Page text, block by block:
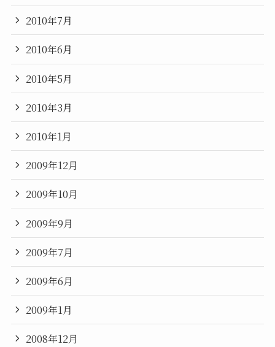
2010年7月
2010年6月
2010年5月
2010年3月
2010年1月
2009年12月
2009年10月
2009年9月
2009年7月
2009年6月
2009年1月
2008年12月